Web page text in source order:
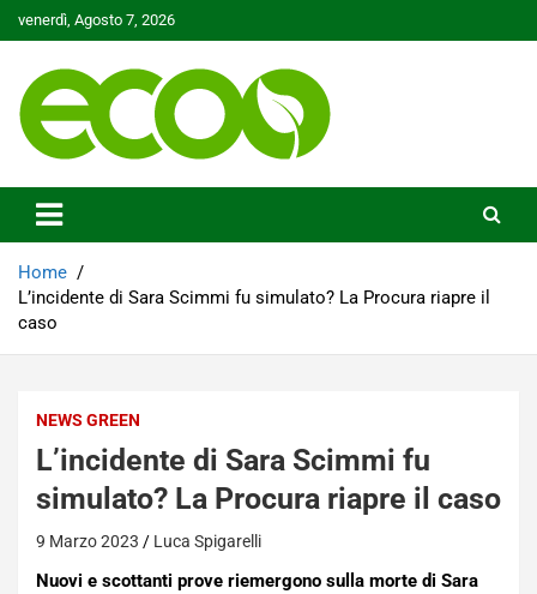
to
venerdì, Agosto 7, 2026
Ecoo.it
Home
L’incidente di Sara Scimmi fu simulato? La Procura riapre il
caso
NEWS GREEN
L’incidente di Sara Scimmi fu
simulato? La Procura riapre il caso
9 Marzo 2023 Luca Spigarelli
Nuovi e scottanti prove riemergono sulla morte di Sara